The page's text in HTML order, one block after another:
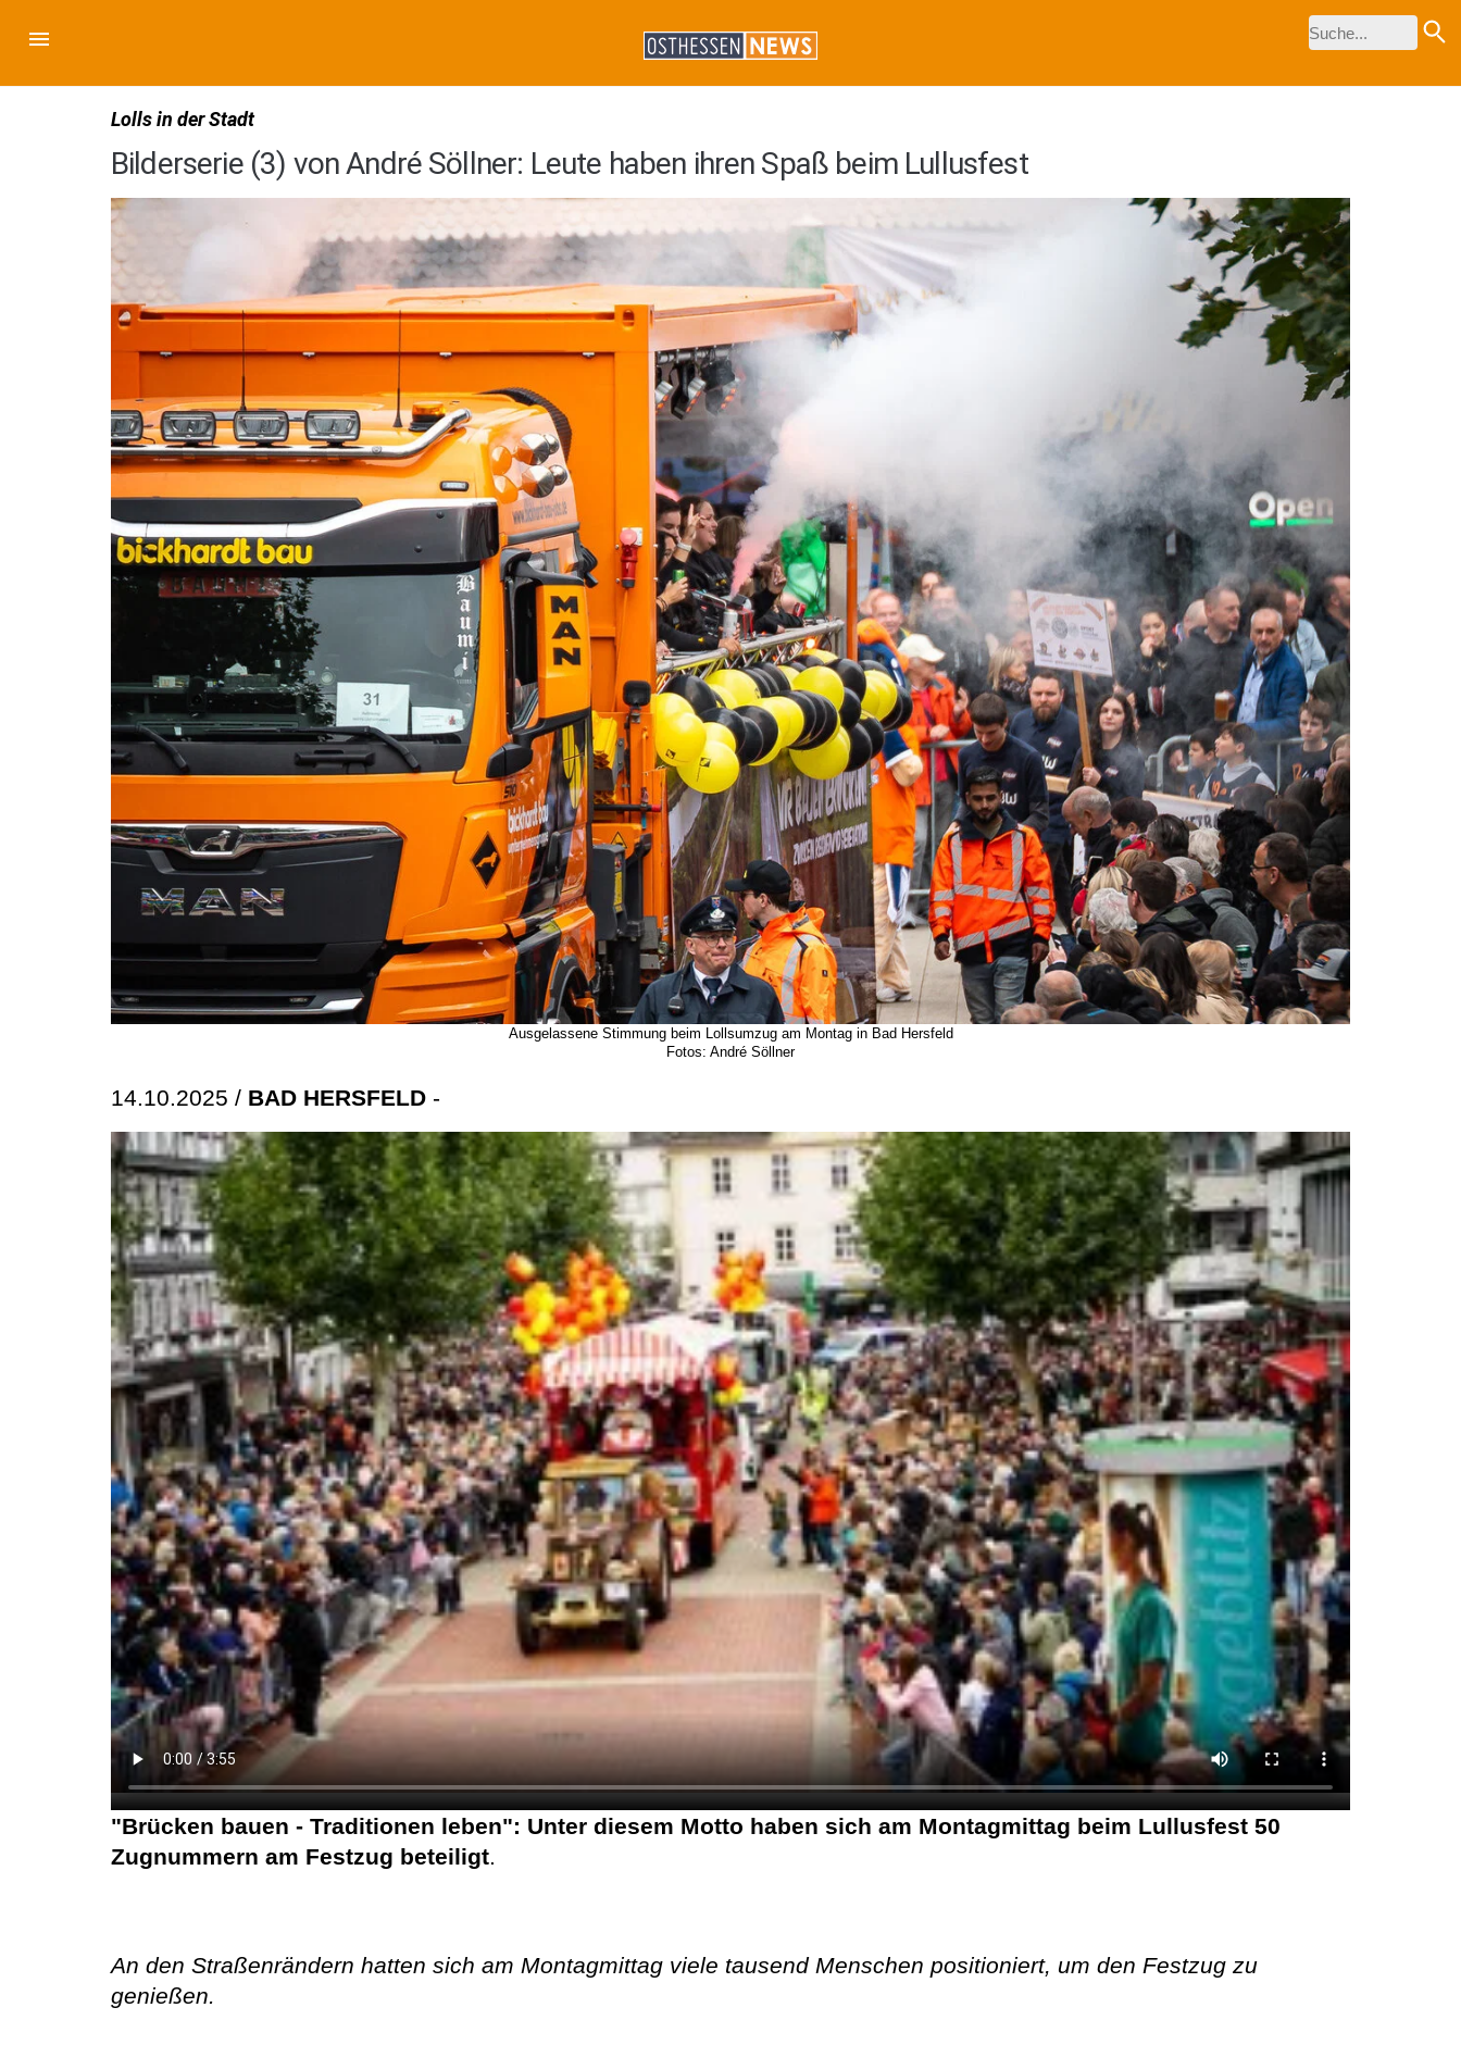
Lolls in der Stadt
Bilderserie (3) von André Söllner: Leute haben ihren Spaß beim Lullusfest
Ausgelassene Stimmung beim Lollsumzug am Montag in Bad Hersfeld
Fotos: André Söllner
14.10.2025 / BAD HERSFELD -
"Brücken bauen - Traditionen leben": Unter diesem Motto haben sich am Montagmittag beim Lullusfest 50
Zugnummern am Festzug beteiligt
An den Straßenrändern hatten sich am Montagmittag viele tausend Menschen positioniert, um den Festzug zu
genießen.